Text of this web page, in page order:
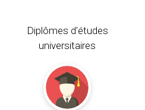
Diplômes d'études
universitaires